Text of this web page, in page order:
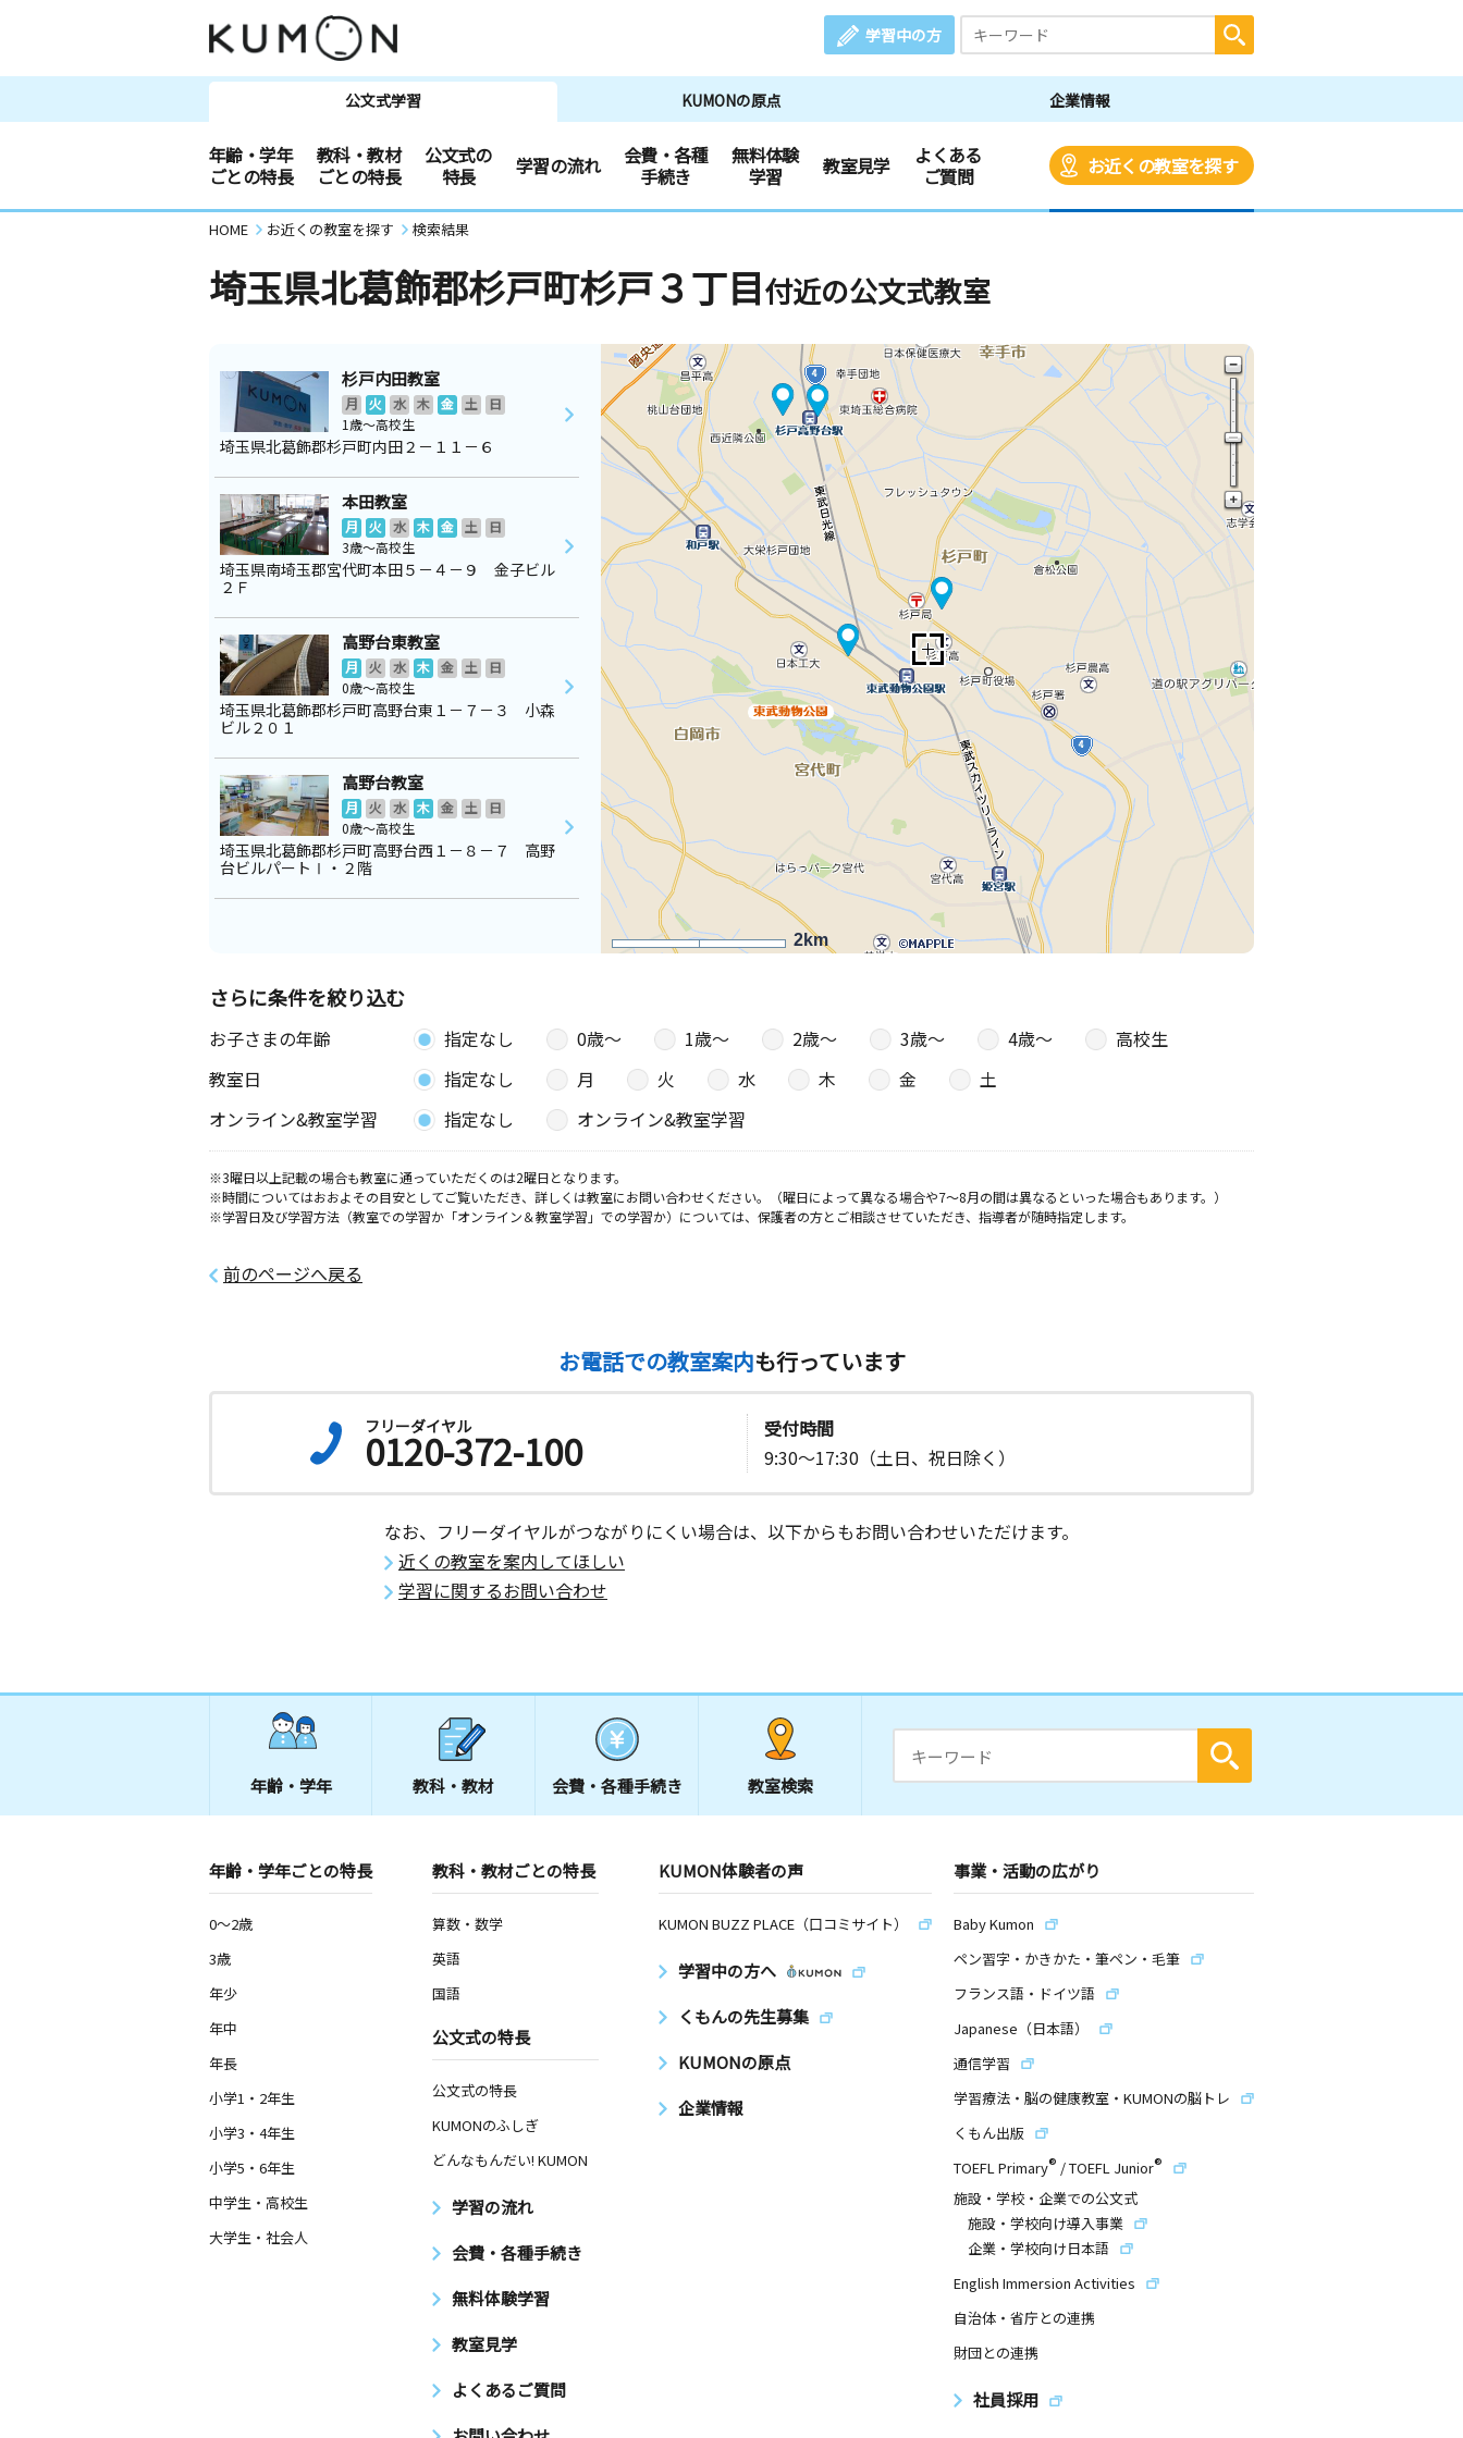
学習中の方
公文式学習 KUMONの原点 企業情報
年齢・学年
ごとの特長
教科・教材
ごとの特長
公文式の
特長
学習の流れ
会費・各種
手続き
無料体験
学習
教室見学
よくある
ご質問
お近くの教室を探す
HOME お近くの教室を探す 検索結果
埼玉県北葛飾郡杉戸町杉戸３丁目付近の公文式教室
2km
杉戸内田教室
月 火 水 木 金 土
日
1歳～高校生
埼玉県北葛飾郡杉戸町内田２－１１－６
本田教室
月 火 水 木 金 土
日
3歳～高校生
埼玉県南埼玉郡宮代町本田５－４－９ 金子ビル
２Ｆ
高野台東教室
月 火 水 木 金 土
日
0歳～高校生
埼玉県北葛飾郡杉戸町高野台東１－７－３ 小森
ビル２０１
高野台教室
月 火 水 木 金 土
日
0歳～高校生
埼玉県北葛飾郡杉戸町高野台西１－８－７ 高野
台ビルパートⅠ・２階
さらに条件を絞り込む
お子さまの年齢 指定なし 0歳〜 1歳〜 2歳〜 3歳〜 4歳〜
高校生
教室日
指定なし 月 火 水 木 金
土
オンライン&教室学習
指定なし オンライン&教室学習
※3曜日以上記載の場合も教室に通っていただくのは2曜日となります。
※時間についてはおおよその目安としてご覧いただき、詳しくは教室にお問い合わせください。（曜日によって異なる場合や7～8月の間は異なるといった場合もあります。）
※学習日及び学習方法（教室での学習か「オンライン＆教室学習」での学習か）については、保護者の方とご相談させていただき、指導者が随時指定します。
前のページへ戻る
お電話での教室案内も行っています
フリーダイヤル
0120-372-100
受付時間
9:30～17:30（土日、祝日除く）
なお、フリーダイヤルがつながりにくい場合は、以下からもお問い合わせいただけます。
近くの教室を案内してほしい
学習に関するお問い合わせ
年齢・学年 教科・教材 会費・ 各種手続き 教室検索
年齢・学年ごとの特長
0～2歳
3歳
年少
年中
年長
小学1・2年生
小学3・4年生
小学5・6年生
中学生・高校生
大学生・社会人
教科・教材ごとの特長
算数・数学
英語
国語
公文式の特長
公文式の特長
KUMONのふしぎ
どんなもんだい! KUMON
学習の流れ
会費・各種手続き
無料体験学習
教室見学
よくあるご質問
KUMON体験者の声
KUMON BUZZ PLACE（口コミサイト）
学習中の方へ
くもんの先生募集
KUMONの原点
企業情報
事業・活動の広がり
Baby Kumon
ペン習字・かきかた・筆ペン・毛筆
フランス語・ドイツ語
Japanese（日本語）
通信学習
学習療法・脳の健康教室・KUMONの脳トレ
くもん出版
TOEFL Primary® /TOEFL Junior®
施設・学校・企業での公文式
施設・学校向け導入事業
企業・学校向け日本語
English Immersion Activities
自治体・省庁との連携
財団との連携
社員採用